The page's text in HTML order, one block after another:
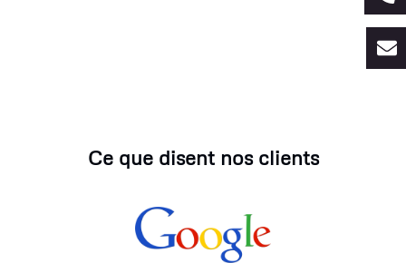
Ce que disent nos clients